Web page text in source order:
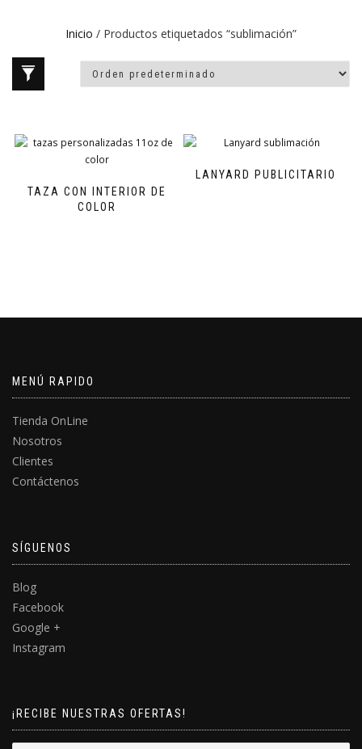
Inicio / Productos etiquetados “sublimación”
TAZA CON INTERIOR DE
COLOR
LANYARD PUBLICITARIO
MENÚ RAPIDO
Tienda OnLine
Nosotros
Clientes
Contáctenos
SÍGUENOS
Blog
Facebook
Google +
Instagram
¡RECIBE NUESTRAS OFERTAS!